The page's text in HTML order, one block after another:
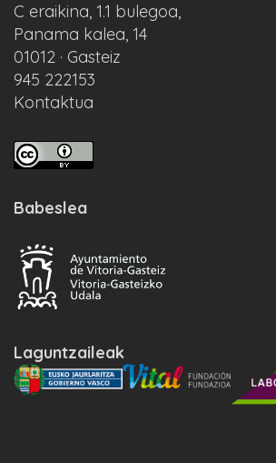
C eraikina, 1.1 bulegoa,
Panama kalea, 14
01012 · Gasteiz
945 222153
Kontaktua
Babeslea
Laguntzaileak